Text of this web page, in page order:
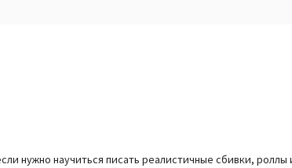
нужно научиться писать реалистичные сбивки, роллы